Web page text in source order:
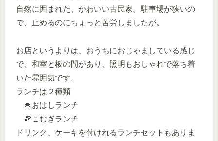
自然に囲まれた、かわいい古民家。駐車場が狭いの
で、止めるのにちょっと苦労しましたが。
お店というよりは、おうちにおじゃましている感じ
で、和室と板の間があり、照明もおしゃれで落ち着
いた雰囲気です。
ランチは２種類
🍚おはしランチ
🍕こむぎランチ
ドリンク、ケーキを付けれるランチセットもありま